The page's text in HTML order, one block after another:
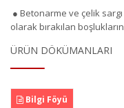
● Betonarme ve çelik
olarak bırakılan
ÜRÜN DÖKÜMANLARI
Bilgi Föyü